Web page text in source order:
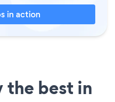
in action
the best in